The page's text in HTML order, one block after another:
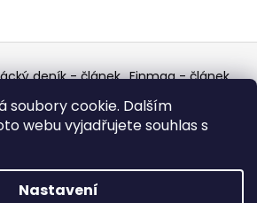
soubory cookie. Dalším
webu vyjadřujete souhlas s
Nastavení
deník - článek Finmag - článek
Facebook výběr z hroznů
prodejce mincí Aukro
Vytvořil Shoptet